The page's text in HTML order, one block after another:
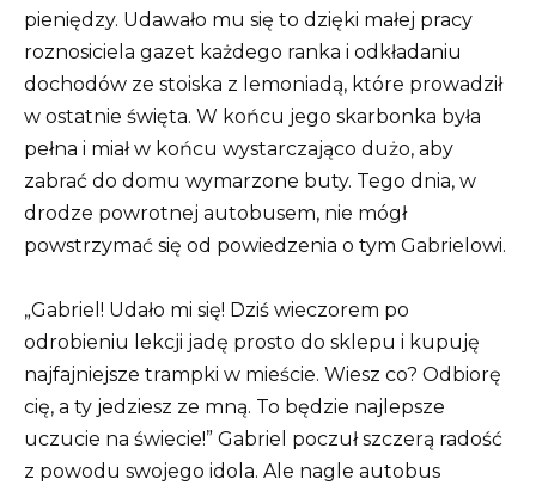
pieniędzy. Udawało mu się to dzięki małej pracy
roznosiciela gazet każdego ranka i odkładaniu
dochodów ze stoiska z lemoniadą, które prowadził
w ostatnie święta. W końcu jego skarbonka była
pełna i miał w końcu wystarczająco dużo, aby
zabrać do domu wymarzone buty. Tego dnia, w
drodze powrotnej autobusem, nie mógł
powstrzymać się od powiedzenia o tym Gabrielowi.
„Gabriel! Udało mi się! Dziś wieczorem po
odrobieniu lekcji jadę prosto do sklepu i kupuję
najfajniejsze trampki w mieście. Wiesz co? Odbiorę
cię, a ty jedziesz ze mną. To będzie najlepsze
uczucie na świecie!” Gabriel poczuł szczerą radość
z powodu swojego idola. Ale nagle autobus